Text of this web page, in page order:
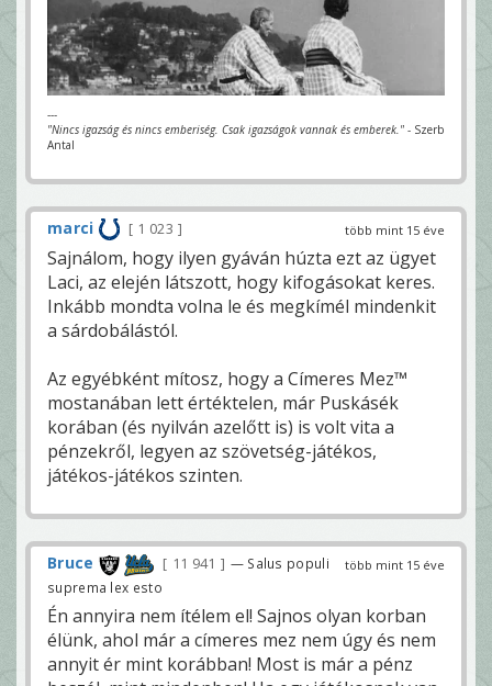
---
"Nincs igazság és nincs emberiség. Csak igazságok vannak és emberek." - Szerb
Antal
több mint 15 éve
marci 1 023
Sajnálom, hogy ilyen gyáván húzta ezt az ügyet
Laci, az elején látszott, hogy kifogásokat keres.
Inkább mondta volna le és megkímél mindenkit
a sárdobálástól.
Az egyébként mítosz, hogy a Címeres Mez™
mostanában lett értéktelen, már Puskásék
korában (és nyilván azelőtt is) is volt vita a
pénzekről, legyen az szövetség-játékos,
játékos-játékos szinten.
több mint 15 éve
Bruce 11 941
— Salus populi
suprema lex esto
Én annyira nem ítélem el! Sajnos olyan korban
élünk, ahol már a címeres mez nem úgy és nem
annyit ér mint korábban! Most is már a pénz